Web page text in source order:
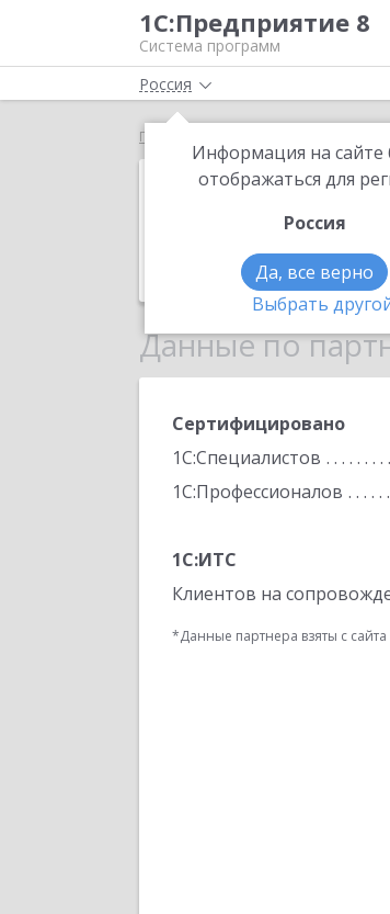
1С:Предприятие 8
Система программ
Россия
Информация на сайте
отображаться для
Россия
Да, все верно
Выбрать
Главная
108814, Москва
Телефон: (495) 374-9599
Данные по
Сертифицировано
1С:Специалистов
1С:Профессионалов
1С:ИТС
Клиентов на
*Данные партнера взяты с сайта